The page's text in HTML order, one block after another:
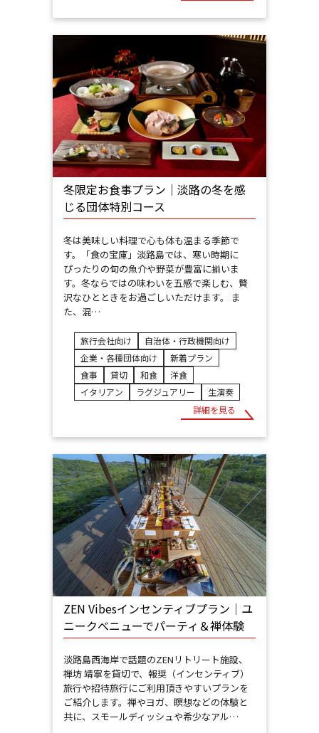
冬限定お食事プラン｜淡路の冬を感
じる団体特別コース
冬は美味しい料理で心も体も温まる季節で
す。「食の宝庫」淡路島では、寒い時期に
ぴったりの旬の魚介や野菜が豊富に揃いま
す。冬ならではの味わいを五感で楽しむ、贅
沢なひとときをお過ごしいただけます。 ま
た、混…
旅行会社向け
自治体・行政機関向け
企業・各種団体向け
新着プラン
食事
貸切 和食
洋食
イタリアン
ラグジュアリー
生演奏
詳細を見る
ZEN Vibesインセンティブプラン│ユ
ニークべニューでパーティ＆禅体験
淡路島西海岸で話題のZENリトリート施設、
禅坊 靖寧を貸切で、報奨（インセンティブ）
旅行や招待旅行にご利用頂きやすいプランを
ご紹介します。禅やヨガ、瞑想などの体験と
共に、スモールディッシュや希少なアル…